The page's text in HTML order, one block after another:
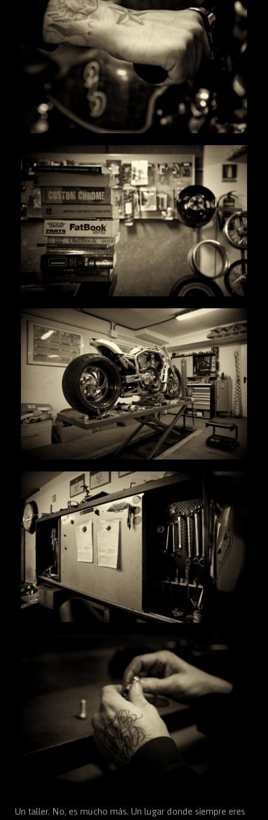
Un taller. No, es mucho más. Un lugar donde siempre eres